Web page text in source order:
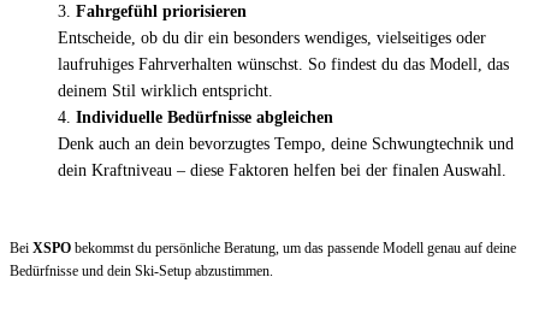
Fahrgefühl priorisieren
Entscheide, ob du dir ein besonders wendiges, vielseitiges oder
laufruhiges Fahrverhalten wünschst. So findest du das Modell, das
deinem Stil wirklich entspricht.
Individuelle Bedürfnisse abgleichen
Denk auch an dein bevorzugtes Tempo, deine Schwungtechnik und
dein Kraftniveau – diese Faktoren helfen bei der finalen Auswahl.
Bei XSPO bekommst du persönliche Beratung, um das passende Modell genau auf deine
Bedürfnisse und dein Ski-Setup abzustimmen.